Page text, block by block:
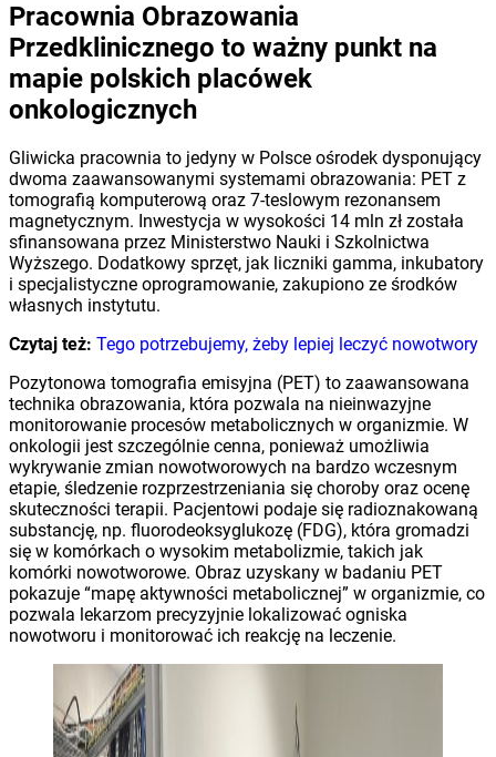
Pracownia Obrazowania
Przedklinicznego to ważny punkt na
mapie polskich placówek
onkologicznych
Gliwicka pracownia to jedyny w Polsce ośrodek dysponujący
dwoma zaawansowanymi systemami obrazowania: PET z
tomografią komputerową oraz 7-teslowym rezonansem
magnetycznym. Inwestycja w wysokości 14 mln zł została
sfinansowana przez Ministerstwo Nauki i Szkolnictwa
Wyższego. Dodatkowy sprzęt, jak liczniki gamma, inkubatory
i specjalistyczne oprogramowanie, zakupiono ze środków
własnych instytutu.
Czytaj też: Tego potrzebujemy, żeby lepiej leczyć nowotwory
Pozytonowa tomografia emisyjna (PET) to zaawansowana
technika obrazowania, która pozwala na nieinwazyjne
monitorowanie procesów metabolicznych w organizmie. W
onkologii jest szczególnie cenna, ponieważ umożliwia
wykrywanie zmian nowotworowych na bardzo wczesnym
etapie, śledzenie rozprzestrzeniania się choroby oraz ocenę
skuteczności terapii. Pacjentowi podaje się radioznakowaną
substancję, np. fluorodeoksyglukozę (FDG), która gromadzi
się w komórkach o wysokim metabolizmie, takich jak
komórki nowotworowe. Obraz uzyskany w badaniu PET
pokazuje “mapę aktywności metabolicznej” w organizmie, co
pozwala lekarzom precyzyjnie lokalizować ogniska
nowotworu i monitorować ich reakcję na leczenie.